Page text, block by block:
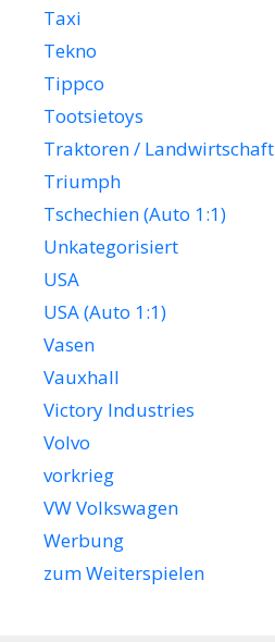
Taxi
Tekno
Tippco
Tootsietoys
Traktoren / Landwirtschaft
Triumph
Tschechien (Auto 1:1)
Unkategorisiert
USA
USA (Auto 1:1)
Vasen
Vauxhall
Victory Industries
Volvo
vorkrieg
VW Volkswagen
Werbung
zum Weiterspielen